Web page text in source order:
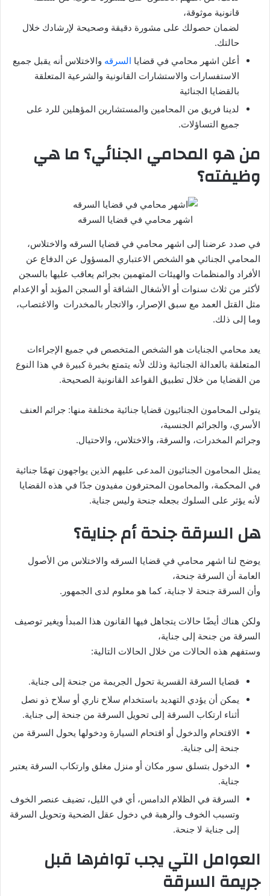
قانونية موثوقة،
لضمان حصولك على مشورة دقيقة وصحيحة لإرشادك خلال
حالتك.
أعلن اشهر محامي في قضايا السرقه والاختلاس أنه يقبل جميع
الاستفسارات والاستشارات القانونية والشرعية المتعلقة
بالقضايا الجنائية
لدينا فريق من المحامين والمستشارين المؤهلين للرد على
جميع التساؤلات.
من هو المحامي الجنائي؟ ما هي
وظيفته؟
اشهر محامي في قضايا السرقه
في صدد عرضنا إلى اشهر محامي في قضايا السرقه والاختلاس،
المحامي الجنائي هو الشخص الاعتباري المسؤول عن الدفاع عن
الأفراد والمنظمات والهيئات المتهمين بجرائم يعاقب عليها بالسجن
لأكثر من ثلاث سنوات أو الأشغال الشاقة أو السجن المؤبد أو الإعدام
مثل القتل العمد مع سبق الإصرار، والاتجار بالمخدرات والاغتصاب،
وما إلى ذلك.
يعد محامي الجنايات هو الشخص المتخصص في جميع الإجراءات
المتعلقة بالعدالة الجنائية وذلك لأنه يتمتع بخبرة كبيرة في هذا النوع
من القضايا من خلال تطبيق القواعد القانونية الصحيحة.
يتولى المحامون الجنائيون قضايا جنائية مختلفة منها: جرائم العنف
الأسري، والجرائم الجنسية،
وجرائم المخدرات، والسرقة، والاختلاس، والاحتيال.
يمثل المحامون الجنائيون المدعى عليهم الذين يواجهون تهمًا جنائية
في المحكمة، والمحامون المحترفون مفيدون جدًا في هذه القضايا
لأنه يؤثر على السلوك بجعله جنحة وليس جناية.
هل السرقة جنحة أم جناية؟
يوضح لنا اشهر محامي في قضايا السرقه والاختلاس من الأصول
العامة أن السرقة جنحة،
وأن السرقة جنحة لا جناية، كما هو معلوم لدى الجمهور.
ولكن هناك أيضًا حالات يتجاهل فيها القانون هذا المبدأ ويغير توصيف
السرقة من جنحة إلى جناية،
وستفهم هذه الحالات من خلال الحالات التالية:
قضايا السرقة القسرية تحول الجريمة من جنحة إلى جناية.
يمكن أن يؤدي التهديد باستخدام سلاح ناري أو سلاح ذو نصل
أثناء ارتكاب السرقة إلى تحويل السرقة من جنحة إلى جناية.
الاقتحام والدخول أو اقتحام السيارة ودخولها يحول السرقة من
جنحة إلى جناية.
الدخول بتسلق سور مكان أو منزل مغلق وارتكاب السرقة يعتبر
جناية.
السرقة في الظلام الدامس، أي في الليل، تضيف عنصر الخوف
وتسبب الخوف والرهبة في دخول عقل الضحية وتحويل السرقة
إلى جناية لا جنحة.
العوامل التي يجب توافرها قبل
جريمة السرقة